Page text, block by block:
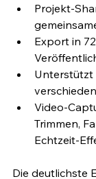
Projekt-
Export in
Unterstützt
Video-
Trimmen,
Echtzeit-
Die deutlichste